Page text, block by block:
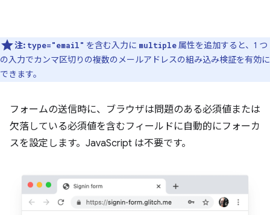
注: type="email" を含む入力に multiple属性を追加すると、1 つ
の入力でカンマ区切りの複数のメールアドレスの組み込み検証を有効に
できます。
フォームの送信時に、ブラウザは問題のある必須値または
欠落している必須値を含むフィールドに自動的にフォーカ
スを設定します。JavaScript は不要です。